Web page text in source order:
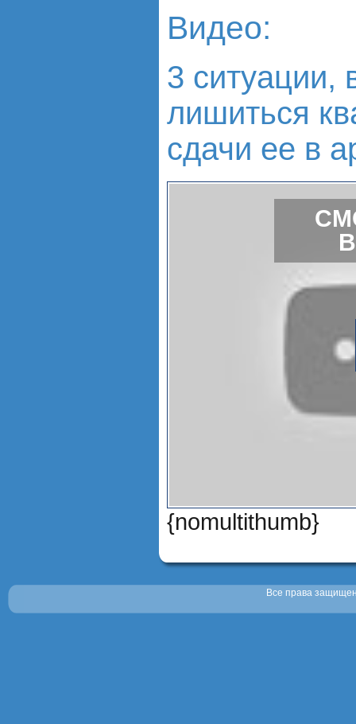
Видео:
3 ситуации,
лишиться
сдачи ее в
{nomultithumb}
Все права